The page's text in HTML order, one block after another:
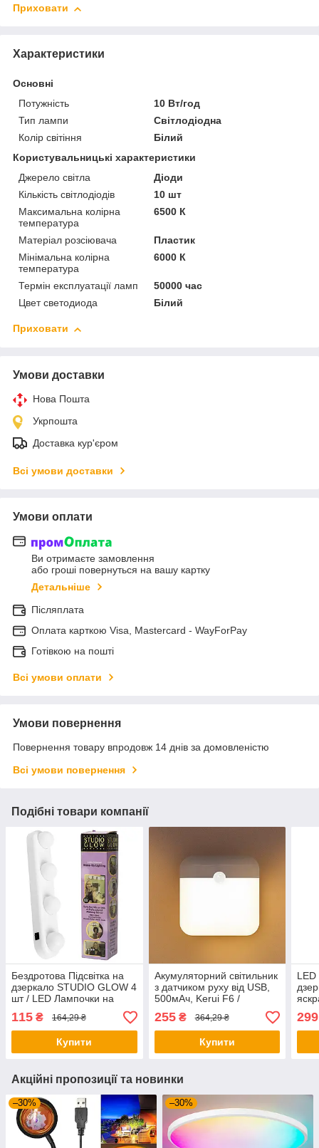
Приховати
Характеристики
Основні
Потужність
10 Вт/год
Тип лампи
Світлодіодна
Колір світіння
Білий
Користувальницькі характеристики
Джерело світла
Діоди
Кількість світлодіодів
10 шт
Максимальна колірна
температура
6500 К
Матеріал розсіювача
Пластик
Мінімальна колірна
температура
6000 К
Термін експлуатації ламп
50000 час
Цвет светодиода
Білий
Приховати
Умови доставки
Нова Пошта
Укрпошта
Доставка кур'єром
Всі умови доставки
Умови оплати
Ви отримаєте замовлення
або гроші повернуться на вашу картку
Детальніше
Післяплата
Оплата карткою Visa, Mastercard - WayForPay
Готівкою на пошті
Всі умови оплати
Умови повернення
Повернення товару впродовж 14 днів за домовленістю
Всі умови повернення
Подібні товари компанії
Бездротова Підсвітка на
дзеркало STUDIO GLOW 4
шт / LED Лампочки на
присосках для дзеркала
115 ₴ 164,29 ₴
Купити
Акумуляторний світильник
з датчиком руху від USB,
500мАч, Kerui F6 /
Настінний світильник /
Нічник
255₴ 364,29 ₴
Купити
LED
шт
299
Акційні пропозиції та новинки
–30% –30%